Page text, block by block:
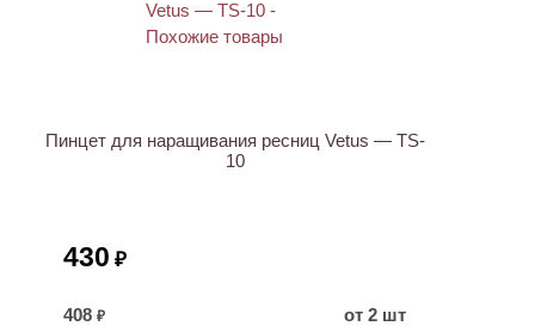
Пинцет для наращивания ресниц Vetus — TS-
10
430 ₽
408 ₽
от 2 шт